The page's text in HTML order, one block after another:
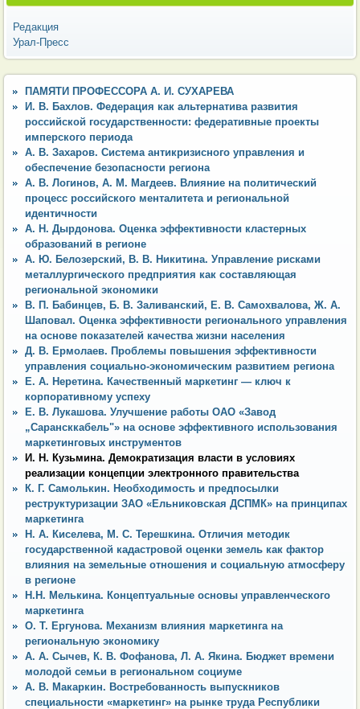
Редакция
Урал-Пресс
ПАМЯТИ ПРОФЕССОРА А. И. СУХАРЕВА
И. В. Бахлов. Федерация как альтернатива развития
российской государственности: федеративные проекты
имперского периода
А. В. Захаров. Система антикризисного управления и
обеспечение безопасности региона
А. В. Логинов, А. М. Магдеев. Влияние на политический
процесс российского менталитета и региональной
идентичности
А. Н. Дырдонова. Оценка эффективности кластерных
образований в регионе
А. Ю. Белозерский, В. В. Никитина. Управление рисками
металлургического предприятия как составляющая
региональной экономики
В. П. Бабинцев, Б. В. Заливанский, Е. В. Самохвалова, Ж. А.
Шаповал. Оценка эффективности регионального управления
на основе показателей качества жизни населения
Д. В. Ермолаев. Проблемы повышения эффективности
управления социально-экономическим развитием региона
Е. А. Неретина. Качественный маркетинг — ключ к
корпоративному успеху
Е. В. Лукашова. Улучшение работы ОАО «Завод
„Сарансккабель"» на основе эффективного использования
маркетинговых инструментов
И. Н. Кузьмина. Демократизация власти в условиях
реализации концепции электронного правительства
К. Г. Самолькин. Необходимость и предпосылки
реструктуризации ЗАО «Ельниковская ДСПМК» на принципах
маркетинга
Н. А. Киселева, М. С. Терешкина. Отличия методик
государственной кадастровой оценки земель как фактор
влияния на земельные отношения и социальную атмосферу
в регионе
Н.Н. Мелькина. Концептуальные основы управленческого
маркетинга
О. Т. Ергунова. Механизм влияния маркетинга на
региональную экономику
А. А. Сычев, К. В. Фофанова, Л. А. Якина. Бюджет времени
молодой семьи в региональном социуме
А. В. Макаркин. Востребованность выпускников
специальности «маркетинг» на рынке труда Республики